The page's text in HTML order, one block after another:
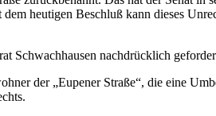
heutigen Beschluß kann dieses
Schwachhausen nachdrücklich
der „Eupener Straße“, die eine